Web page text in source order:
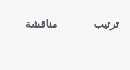
ترتيب مناقشة